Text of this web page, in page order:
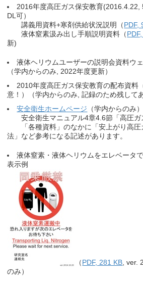
2016年度高圧ガス保安教育(2016.4.22,
DL可）
講義用資料+寒剤供給状況説明（PDF,
液体窒素汲み出し手順説明資料（
新)
液体ヘリウムユーザーの説明会資料ウ
（学内からのみ, 2022年度更新）
2010年度高圧ガス保安教育の配布資料
意！）（学内からのみ, 記録のため残して
安全衛生ホームページ （学内からのみ）
安全衛生マニュアル4章4.6節「高圧ガ
「各種資料」のなかに「安上がり高圧
法」など参考になる記述があります。
液体窒素・液体ヘリウムをエレベータ
表示例
（PDF, 281 KB , ver.
のみ）